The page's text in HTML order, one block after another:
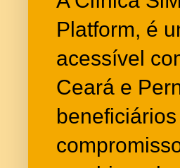
Platform, é
acessível
Ceará e